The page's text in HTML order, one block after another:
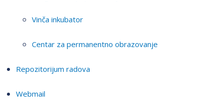
Vinča inkubator
Centar za permanentno obrazovanje
Repozitorijum radova
Webmail